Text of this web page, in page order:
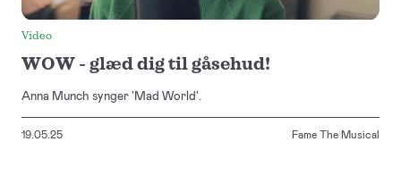
Video
WOW - glæd dig til gåsehud!
Anna Munch synger 'Mad World'.
19.05.25 Fame The Musical